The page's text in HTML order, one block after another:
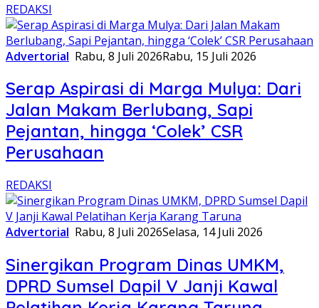
REDAKSI
Advertorial Rabu, 8 Juli 2026Rabu, 15 Juli 2026
Serap Aspirasi di Marga Mulya: Dari
Jalan Makam Berlubang, Sapi
Pejantan, hingga ‘Colek’ CSR
Perusahaan
REDAKSI
Advertorial Rabu, 8 Juli 2026Selasa, 14 Juli 2026
Sinergikan Program Dinas UMKM,
DPRD Sumsel Dapil V Janji Kawal